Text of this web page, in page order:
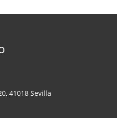
41018 Sevilla